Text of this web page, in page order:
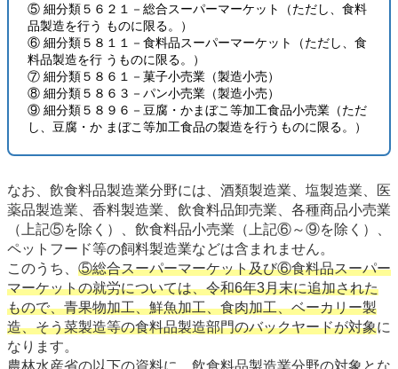
⑤ 細分類５６２１－総合スーパーマーケット（ただし、食料
品製造を行う ものに限る。）
⑥ 細分類５８１１－食料品スーパーマーケット（ただし、食
料品製造を行 うものに限る。）
⑦ 細分類５８６１－菓子小売業（製造小売）
⑧ 細分類５８６３－パン小売業（製造小売）
⑨ 細分類５８９６－豆腐・かまぼこ等加工食品小売業（ただ
し、豆腐・か まぼこ等加工食品の製造を行うものに限る。）
なお、飲食料品製造業分野には、酒類製造業、塩製造業、医
薬品製造業、香料製造業、飲食料品卸売業、各種商品小売業
（上記⑤を除く）、飲食料品小売業（上記⑥～⑨を除く）、
ペットフード等の飼料製造業などは含まれません。
このうち、 ⑤総合スーパーマーケット及び⑥食料品スーパー
マーケットの就労については、令和6年3月末に追加された
もので、青果物加工、鮮魚加工、食肉加工、ベーカリー製
造、そう菜製造等の食料品製造部門のバックヤードが対象に
なります。